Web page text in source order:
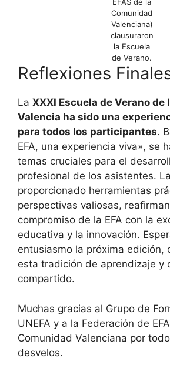
EFAS de la
Comunidad
Valenciana)
clausuraron
la Escuela
de Verano.
Reflexiones
La XXXI Escuela de Verano de
Valencia ha sido una
para todos los participantes.
EFA, una experiencia viva», se
temas cruciales para el
profesional de los asistentes.
proporcionado herramientas
perspectivas valiosas,
compromiso de la EFA con la
educativa y la innovación.
entusiasmo la próxima edición,
esta tradición de aprendizaje y
compartido.
Muchas gracias al Grupo de
UNEFA y a la Federación de
Comunidad Valenciana por
desvelos.